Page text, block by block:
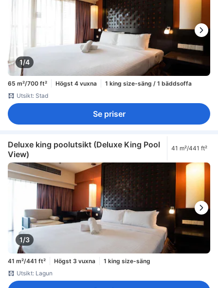
1/4
65 m²/700 ft² Högst 4 vuxna
1 king size-säng / 1 bäddsoffa
Utsikt: Stad
Se priser
Deluxe king poolutsikt (Deluxe King Pool
View)
41 m²/441 ft²
1/3
41 m²/441 ft² Högst 3 vuxna
1 king size-säng
Utsikt: Lagun